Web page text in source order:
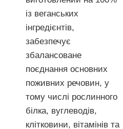
із веганських
інгредієнтів,
забезпечує
збалансоване
поєднання основних
поживних речовин, у
тому числі рослинного
білка, вуглеводів,
клітковини, вітамінів та